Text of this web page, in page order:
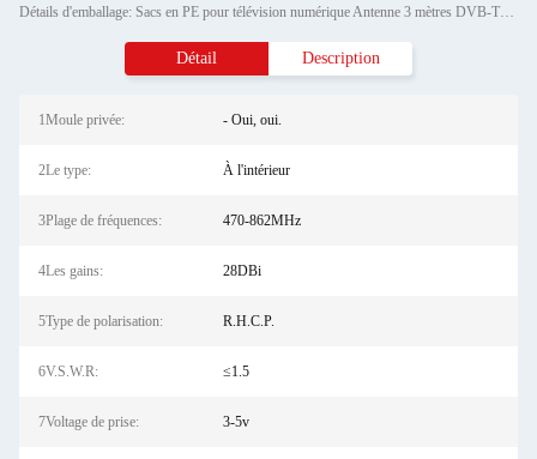
Détails d'emballage: Sacs en PE pour télévision numérique Antenne 3 mètres DVB-T2 Antenne à base magnétique pour télévisi
Détail Description
1Moule privée: - Oui, oui.
2Le type: À l'intérieur
3Plage de fréquences: 470-862MHz
4Les gains: 28DBi
5Type de polarisation: R.H.C.P.
6V.S.W.R: ≤1.5
7Voltage de prise: 3-5v